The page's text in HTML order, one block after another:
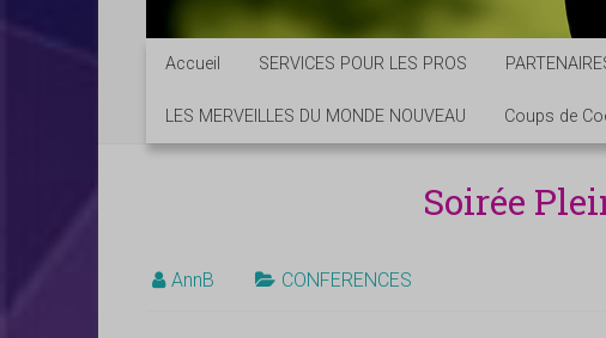
Accueil SERVICES POUR LES PROS
LES MERVEILLES DU MONDE NOUVEAU Coups de
Soirée
AnnB CONFERENCES